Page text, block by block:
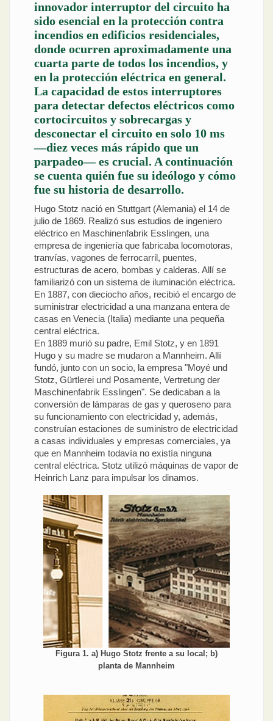
innovador interruptor del circuito ha
sido esencial en la protección contra
incendios en edificios residenciales,
donde ocurren aproximadamente una
cuarta parte de todos los incendios, y
en la protección eléctrica en general.
La capacidad de estos interruptores
para detectar defectos eléctricos como
cortocircuitos y sobrecargas y
desconectar el circuito en solo 10 ms
—diez veces más rápido que un
parpadeo— es crucial. A continuación
se cuenta quién fue su ideólogo y cómo
fue su historia de desarrollo.
Hugo Stotz nació en Stuttgart (Alemania) el 14 de
julio de 1869. Realizó sus estudios de ingeniero
eléctrico en Maschinenfabrik Esslingen, una
empresa de ingeniería que fabricaba locomotoras,
tranvías, vagones de ferrocarril, puentes,
estructuras de acero, bombas y calderas. Allí se
familiarizó con un sistema de iluminación eléctrica.
En 1887, con dieciocho años, recibió el encargo de
suministrar electricidad a una manzana entera de
casas en Venecia (Italia) mediante una pequeña
central eléctrica.
En 1889 murió su padre, Emil Stotz, y en 1891
Hugo y su madre se mudaron a Mannheim. Allí
fundó, junto con un socio, la empresa "Moyé und
Stotz, Gürtlerei und Posamente, Vertretung der
Maschinenfabrik Esslingen". Se dedicaban a la
conversión de lámparas de gas y queroseno para
su funcionamiento con electricidad y, además,
construían estaciones de suministro de electricidad
a casas individuales y empresas comerciales, ya
que en Mannheim todavía no existía ninguna
central eléctrica. Stotz utilizó máquinas de vapor de
Heinrich Lanz para impulsar los dinamos.
Figura 1. a) Hugo Stotz frente a su local; b)
planta de Mannheim